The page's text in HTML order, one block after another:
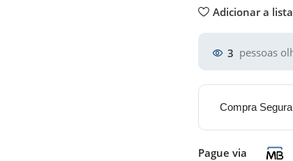
Adicionar a
3 pessoas
Compra
Pague via